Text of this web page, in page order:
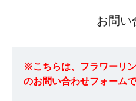
お問い
※こちらは、フラワーリ
のお問い合わせフォームで